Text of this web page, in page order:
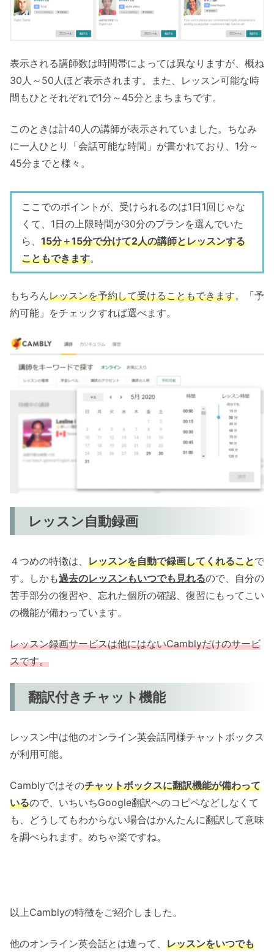
表示される講師数は時間帯によっては異なりますが、概ね
30人～50人ほど表示されます。また、レッスン可能な時
間もひとそれぞれで1分～45分とまちまちです。
このときは計40人の講師が表示されていました。ちなみ
に一人ひとり「会話可能な時間」が書かれており、1分～
45分までと様々。
ここでのポイントが、受けられるのは1日1回じゃな
くて、1日の上限時間が30分のプランを選んでいた
ら、 15分＋15分で分けて2人の講師とレッスンする
こともできます。
もちろんレッスンを予約して受けることもできます。「予
約可能」をチェックすれば選べます。
レッスン自動録画
４つめの特徴は、 レッスンを自動で録画してくれることで
す。しかも過去のレッスンもいつでも見れるので、自分の
苦手部分の復習や、忘れた個所の確認、復習にもってこい
の機能が備わっています。
レッスン録画サービスは他にはないCamblyだけのサービ
スです。
翻訳付きチャット機能
レッスン中は他のオンライン英会話同様チャットボックス
が利用可能。
Camblyではそのチャットボックスに翻訳機能が備わって
いるので、いちいちGoogle翻訳へのコピペなどしなくて
も、どうしてもわからない場合はかんたんに翻訳して意味
を調べられます。めちゃ楽ですね。
以上Camblyの特徴をご紹介しました。
他のオンライン英会話とは違って、 レッスンをいつでも